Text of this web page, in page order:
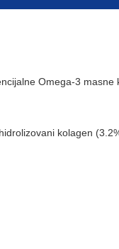
Omega-3 masne
kolagen